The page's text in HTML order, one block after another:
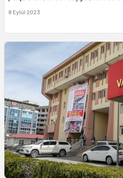
8 Eylül 2023